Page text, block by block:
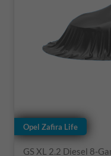
Opel Zafira Life
GS XL 2.2 Diesel 8-